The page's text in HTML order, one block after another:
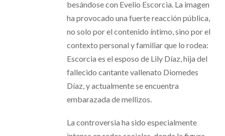
besándose con Evelio Escorcia. La imagen
ha provocado una fuerte reacción pública,
no solo por el contenido íntimo, sino por el
contexto personal y familiar que lo rodea:
Escorcia es el esposo de Lily Díaz, hija del
fallecido cantante vallenato Diomedes
Díaz, y actualmente se encuentra
embarazada de mellizos.
La controversia ha sido especialmente